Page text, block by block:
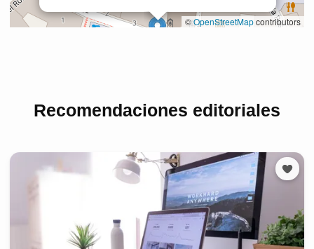
Recomendaciones editoriales